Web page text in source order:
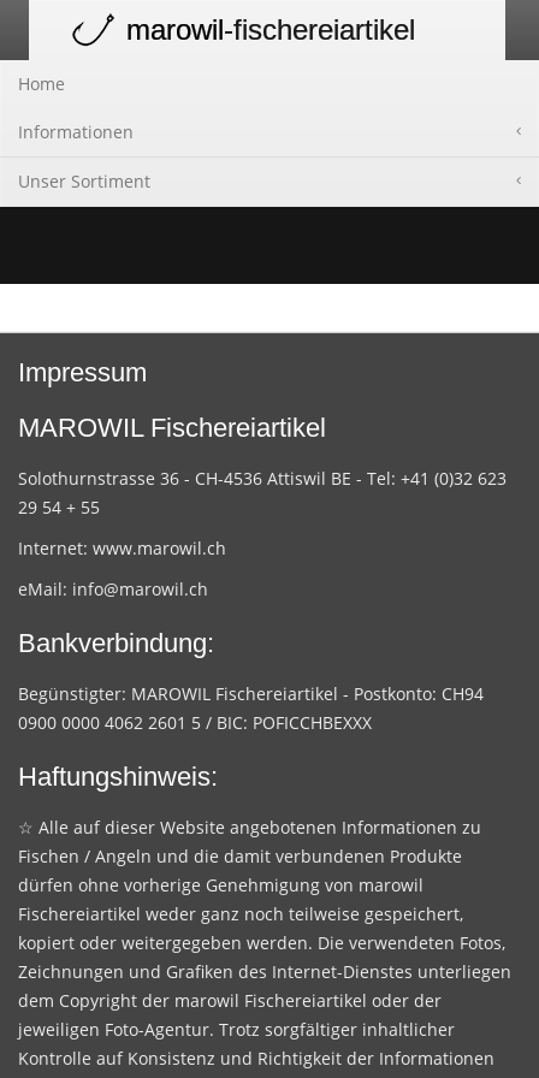
navigation
marowil-fischereiartikel
Home
Informationen
Unser Sortiment
Impressum
MAROWIL Fischereiartikel
Solothurnstrasse 36 - CH-4536 Attiswil BE - Tel: +41 (0)32 623
29 54 + 55
Internet: www.marowil.ch
eMail: info@marowil.ch
Bankverbindung:
Begünstigter: MAROWIL Fischereiartikel - Postkonto: CH94
0900 0000 4062 2601 5 / BIC: POFICCHBEXXX
Haftungshinweis:
☆ Alle auf dieser Website angebotenen Informationen zu
Fischen / Angeln und die damit verbundenen Produkte
dürfen ohne vorherige Genehmigung von marowil
Fischereiartikel weder ganz noch teilweise gespeichert,
kopiert oder weitergegeben werden. Die verwendeten Fotos,
Zeichnungen und Grafiken des Internet-Dienstes unterliegen
dem Copyright der marowil Fischereiartikel oder der
jeweiligen Foto-Agentur. Trotz sorgfältiger inhaltlicher
Kontrolle auf Konsistenz und Richtigkeit der Informationen